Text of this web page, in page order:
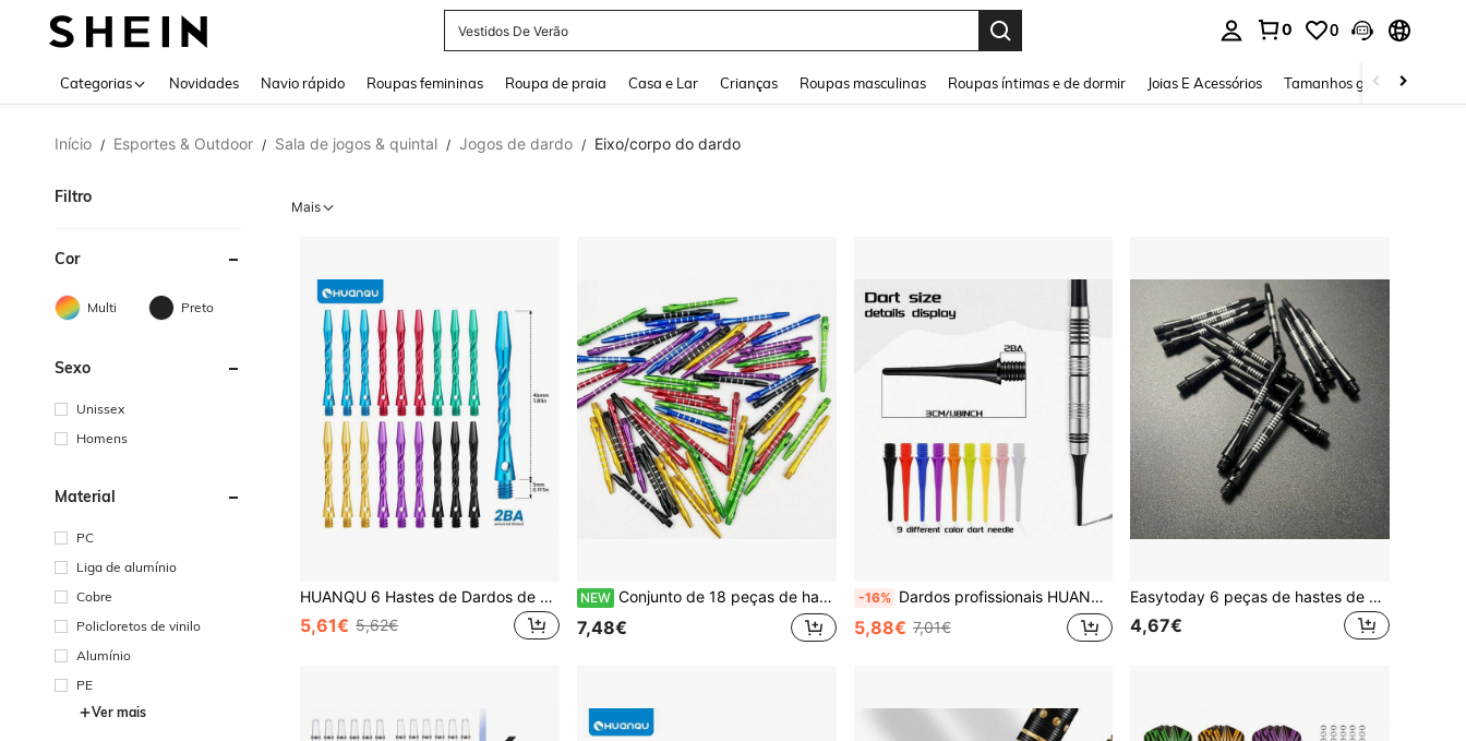
Vestidos De Verão
0 0
Categorias Novidades Navio rápido Roupas femininas Roupa de praia Casa e Lar Crianças Roupas masculinas Roupas íntimas e de dormir Joias E Acessórios Tamanhos grandes
Início / Esportes & Outdoor / Sala de jogos & quintal / Jogos de dardo / Eixo/corpo do dardo
Filtro
Cor
Multi Preto
Sexo
Unissex
Homens
Material
PC
Liga de alumínio
Cobre
Policloretos de vinilo
Alumínio
PE
Ver mais
Mais
HUANQU 6 Hastes de Dardos de Alumínio | Precisamente Balanceadas, Hastes de Dardos de Substituição Duráveis de 51mm de Comprimento, Rosca 2BA Compatíveis com Dardos de Ponta Macia/Dura, 6 Cores, Adequadas para Todos os Níveis de Habilidade, Acessórios de Dardos, Perfeitas para Treinos de Competição e Presentes de Fim de Ano
5,61€ 5,62€
NEW Conjunto de 18 peças de hastes de dardos em alumínio coloridas - hastes leves, adequadas para jogos interiores e exteriores
7,48€
-16% Dardos profissionais HUANQU com ponta macia, disponíveis em várias cores e tamanhos, rosca universal 2BA, adequados para dardos de ponta macia, pontas de dardos macias de alta qualidade, resistentes a impactos e duráveis para um voo preciso, adequados para iniciantes e jogadores profissionais, para uso em competições e treinos, acessórios para dardos, presente ideal para aniversários, Páscoa, Ramadã e Dia dos Pais.
5,88€ 7,01€
Easytoday 6 peças de hastes de dardos novas em liga de alumínio preto com linhas gravadas, acessórios de entretenimento para dardos
4,67€